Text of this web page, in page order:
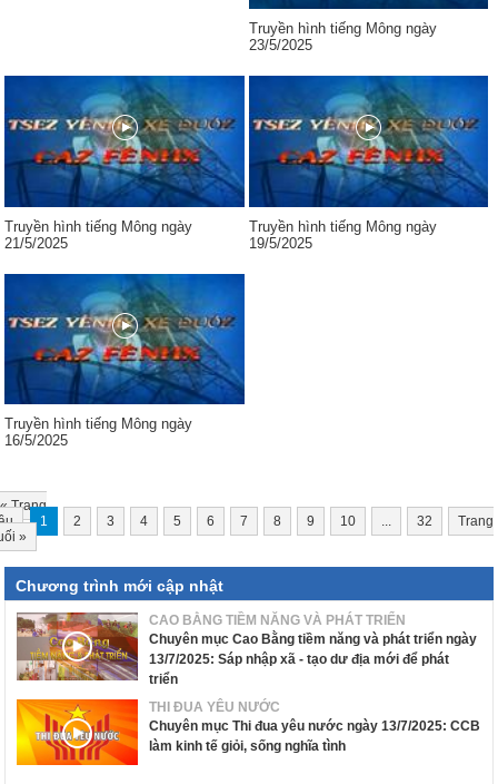
Truyền hình tiếng Mông ngày
23/5/2025
Truyền hình tiếng Mông ngày
21/5/2025
Truyền hình tiếng Mông ngày
19/5/2025
Truyền hình tiếng Mông ngày
16/5/2025
«Trang
1 2 3 4 5 6 7 8 9 10 ... 32
Trang
»
Chương trình mới cập nhật
CAO BẰNG TIỀM NĂNG VÀ PHÁT TRIỂN
Chuyên mục Cao Bằng tiềm năng và phát triển ngày
13/7/2025: Sáp nhập xã - tạo dư địa mới để phát
triển
THI ĐUA YÊU NƯỚC
Chuyên mục Thi đua yêu nước ngày 13/7/2025: CCB
làm kinh tế giỏi, sống nghĩa tình